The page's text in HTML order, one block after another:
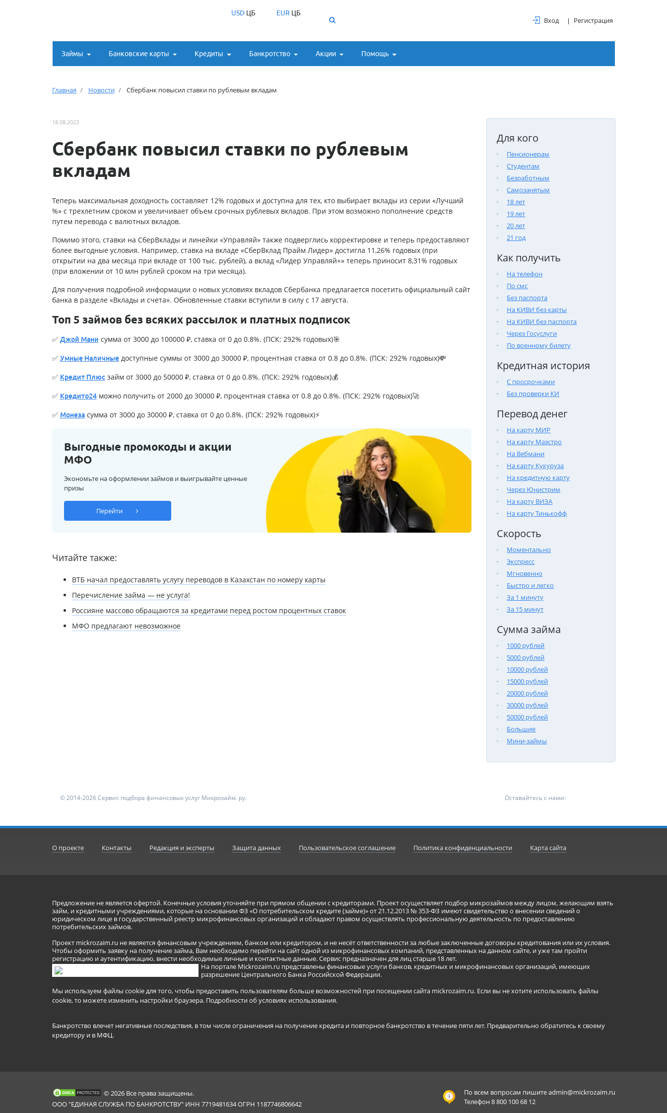
USDЦБ EUR ЦБ
Вход Регистрация
Займы Банковские карты Кредиты Банкротство Акции Помощь
Главная Новости Сбербанк повысил ставки по рублевым вкладам
Для кого
Пенсионерам
Студентам
Безработным
Самозанятым
18 лет
19 лет
20 лет
21 год
Как получить
На телефон
По смс
Без паспорта
На КИВИ без карты
На КИВИ без паспорта
Через Госуслуги
По военному билету
Кредитная история
С просрочками
Без проверки КИ
Перевод денег
На карту МИР
На карту Маэстро
На Вебмани
На карту Кукуруза
На кредитную карту
Через Юнистрим
На карту ВИЗА
На карту Тинькофф
Скорость
Моментально
Экспресс
Мгновенно
Быстро и легко
За 1 минуту
За 15 минут
Сумма займа
1000 рублей
5000 рублей
10000 рублей
15000 рублей
20000 рублей
30000 рублей
50000 рублей
Большие
Мини-займы
18.08.2023
Сбербанк повысил ставки по рублевым
вкладам
Теперь максимальная доходность составляет 12% годовых и доступна для тех, кто выбирает вклады из серии «Лучший
%» с трехлетним сроком и увеличивает объем срочных рублевых вкладов. При этом возможно пополнение средств
путем перевода с валютных вкладов.
Помимо этого, ставки на СберВклады и линейки «Управляй» также подверглись корректировке и теперь предоставляют
более выгодные условия. Например, ставка на вкладе «СберВклад Прайм Лидер» достигла 11,26% годовых (при
открытии на два месяца при вкладе от 100 тыс. рублей), а вклад «Лидер Управляй+» теперь приносит 8,31% годовых
(при вложении от 10 млн рублей сроком на три месяца).
Для получения подробной информации о новых условиях вкладов Сбербанка предлагается посетить официальный сайт
банка в разделе «Вклады и счета». Обновленные ставки вступили в силу с 17 августа.
Топ 5 займов без всяких рассылок и платных подписок
✅ Джой Мани сумма от 3000 до 100000 ₽, ставка от 0 до 0.8%. (ПСК: 292% годовых)🎯
✅ Умные Наличныедоступные суммы от 3000 до 30000 ₽, процентная ставка от 0.8 до 0.8%. (ПСК: 292% годовых)💸
✅ Кредит Плюсзайм от 3000 до 50000 ₽, ставка от 0 до 0.8%. (ПСК: 292% годовых)💰
✅ Кредито24можно получить от 2000 до 30000 ₽, процентная ставка от 0.8 до 0.8%. (ПСК: 292% годовых)🚀
✅ Монезасумма от 3000 до 30000 ₽, ставка от 0 до 0.8%. (ПСК: 292% годовых)⚡
Выгодные промокоды и акции
МФО
Экономьте на оформлении займов и выигрывайте ценные
призы
Перейти
Читайте также:
ВТБ начал предоставлять услугу переводов в Казахстан по номеру карты
Перечисление займа — не услуга!
Россияне массово обращаются за кредитами перед ростом процентных ставок
МФО предлагают невозможное
© 2014-2026 Сервис подбора финансовых услуг Микрозайм. ру. Оставайтесь с нами:
О проекте Контакты Редакция и эксперты Защита данных Пользовательское соглашение Политика конфиденциальности Карта сайта
Предложение не является офертой. Конечные условия уточняйте при прямом общении с кредиторами. Проект осуществляет подбор микрозаймов между лицом, желающим взять
займ, и кредитными учреждениями, которые на основании ФЗ «О потребительском кредите (займе)» от 21.12.2013 № 353-ФЗ имеют свидетельство о внесении сведений о
юридическом лице в государственный реестр микрофинансовых организаций и обладают правом осуществлять профессиональную деятельность по предоставлению
потребительских займов.
Проект mickrozaim.ru не является финансовым учреждением, банком или кредитором, и не несёт ответственности за любые заключенные договоры кредитования или их условия.
Чтобы оформить заявку на получение займа, Вам необходимо перейти на сайт одной из микрофинансовых компаний, представленных на данном сайте, и уже там пройти
регистрацию и аутентификацию, внести необходимые личные и контактные данные. Сервис предназначен для лиц старше 18 лет.
На портале Mickrozaim.ru представлены финансовые услуги банков, кредитных и микрофинансовых организаций, имеющих
разрешение Центрального Банка Российской Федерации.
Мы используем файлы cookie для того, чтобы предоставить пользователям больше возможностей при посещении сайта mickrozaim.ru. Если вы не хотите использовать файлы
cookie, то можете изменить настройки браузера. Подробности об условиях использования.
Банкротство влечет негативные последствия, в том числе ограничения на получение кредита и повторное банкротство в течение пяти лет. Предварительно обратитесь к своему
кредитору и в МФЦ.
По всем вопросам пишитеadmin@mickrozaim.ru
Телефон 8 800 100 68 12
© 2026 Все права защищены.
ООО "ЕДИНАЯ СЛУЖБА ПО БАНКРОТСТВУ" ИНН 7719481634 ОГРН 1187746806642